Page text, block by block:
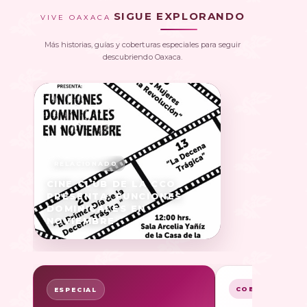
VIVE OAXACA SIGUE EXPLORANDO
Más historias, guías y coberturas especiales para seguir
descubriendo Oaxaca.
CINE CLUB DE LA CCO
PRESENTA: FUNCIONES
DOMINICALES EN
NOVIEMBRE
ESPECIAL COBERTURA